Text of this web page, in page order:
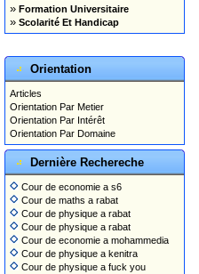
» Formation Universitaire
» Scolarité Et Handicap
Orientation
Articles
Orientation Par Metier
Orientation Par Intérêt
Orientation Par Domaine
Dernière Rechereche
Cour de economie a s6
Cour de maths a rabat
Cour de physique a rabat
Cour de physique a rabat
Cour de economie a mohammedia
Cour de physique a kenitra
Cour de physique a fuck you